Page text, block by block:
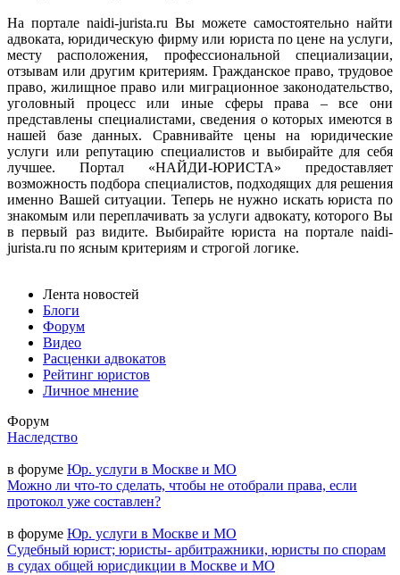
На портале naidi-jurista.ru Вы можете самостоятельно найти
адвоката, юридическую фирму или юриста по цене на услуги,
месту расположения, профессиональной специализации,
отзывам или другим критериям. Гражданское право, трудовое
право, жилищное право или миграционное законодательство,
уголовный процесс или иные сферы права – все они
представлены специалистами, сведения о которых имеются в
нашей базе данных. Сравнивайте цены на юридические
услуги или репутацию специалистов и выбирайте для себя
лучшее. Портал «НАЙДИ-ЮРИСТА» предоставляет
возможность подбора специалистов, подходящих для решения
именно Вашей ситуации. Теперь не нужно искать юриста по
знакомым или переплачивать за услуги адвокату, которого Вы
в первый раз видите. Выбирайте юриста на портале naidi-
jurista.ru по ясным критериям и строгой логике.
Лента новостей
Блоги
Форум
Видео
Расценки адвокатов
Рейтинг юристов
Личное мнение
Форум
Наследство
в форуме Юр. услуги в Москве и МО
Можно ли что-то сделать, чтобы не отобрали права, если
протокол уже составлен?
в форуме Юр. услуги в Москве и МО
Судебный юрист; юристы- арбитражники, юристы по спорам
в судах общей юрисдикции в Москве и МО